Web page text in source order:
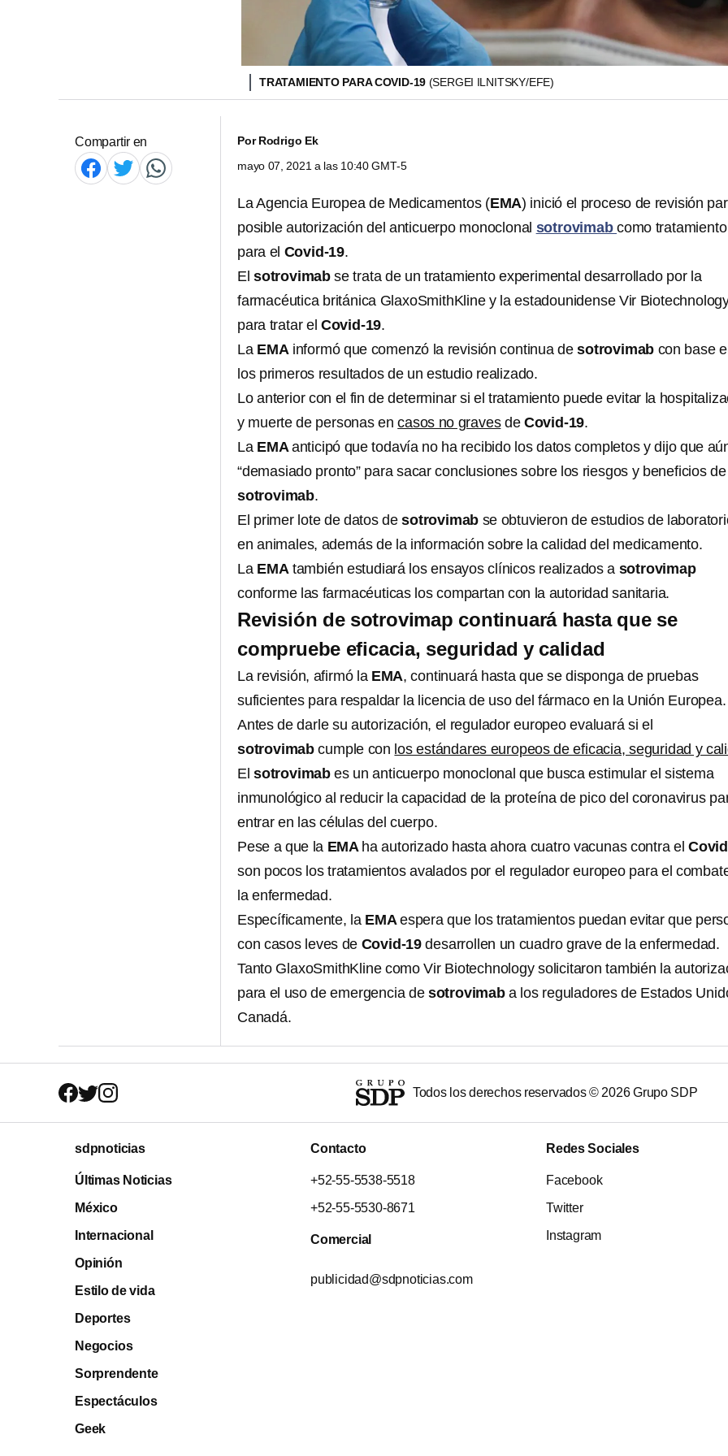
TRATAMIENTO PARA COVID-19 (SERGEI ILNITSKY/EFE)
Compartir en PorRodrigo Ek
mayo 07, 2021 a las 10:40 GMT-5
La Agencia Europea de Medicamentos (EMA) inició el proceso de revisión
posible autorización del anticuerpo monoclonal sotrovimabcomo tratamiento
para el Covid-19.
El sotrovimab se trata de un tratamiento experimental desarrollado por la
farmacéutica británica GlaxoSmithKline y la estadounidense Vir
para tratar el Covid-19.
La EMAinformó que comenzó la revisión continua desotrovimab con base
los primeros resultados de un estudio realizado.
Lo anterior con el fin de determinar si el tratamiento puede evitar la
y muerte de personas encasos no gravesde Covid-19.
La EMAanticipó que todavía no ha recibido los datos completos y dijo que
“demasiado pronto” para sacar conclusiones sobre los riesgos y beneficios de
sotrovimab.
El primer lote de datos desotrovimab se obtuvieron de estudios de
en animales, además de la información sobre la calidad del medicamento.
La EMAtambién estudiará los ensayos clínicos realizados a sotrovimap
conforme las farmacéuticas los compartan con la autoridad sanitaria.
Revisión de sotrovimap continuará hasta que se
compruebe eficacia, seguridad y calidad
La revisión, afirmó la EMA, continuará hasta que se disponga de pruebas
suficientes para respaldar la licencia de uso del fármaco en la Unión Europea.
Antes de darle su autorización, el regulador europeo evaluará si el
sotrovimabcumple con los estándares europeos de eficacia, seguridad y
El sotrovimab es un anticuerpo monoclonal que busca estimular el sistema
inmunológico al reducir la capacidad de la proteína de pico del coronavirus
entrar en las células del cuerpo.
Pese a que la EMA ha autorizado hasta ahora cuatro vacunas contra el
son pocos los tratamientos avalados por el regulador europeo para el
la enfermedad.
Específicamente, la EMAespera que los tratamientos puedan evitar que
con casos leves de Covid-19desarrollen un cuadro grave de la enfermedad.
Tanto GlaxoSmithKline como Vir Biotechnology solicitaron también la
para el uso de emergencia de sotrovimaba los reguladores de Estados
Canadá.
Todos los derechos reservados © 2026Grupo SDP
sdpnoticias
Últimas Noticias
México
Internacional
Opinión
Estilo de vida
Deportes
Negocios
Sorprendente
Espectáculos
Geek
Contacto
+52-55-5538-5518
+52-55-5530-8671
Comercial
publicidad@sdpnoticias.com
Redes Sociales
Facebook
Twitter
Instagram